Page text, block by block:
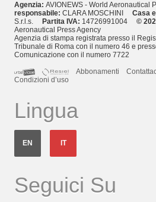
Agenzia: AVIONEWS - World Aeronautical
responsabile: CLARA MOSCHINI Casa
S.r.l.s.
Partita IVA: 14726991004 ©
Aeronautical Press Agency
Agenzia di stampa registrata presso il
Tribunale di Roma con il numero 46 e
Comunicazione con il numero 7722
Abbonamenti
Condizioni d’uso
Lingua
EN IT
Seguici Su